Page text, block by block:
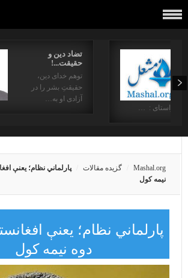
تضاد دین و
حقیقت...!
توهم خدای دین،
حقیقتِ بشر را در
آزادی او به…
در راستای : …
Mashal.org گزیده مقالات
پارلماني نظام؛ یعنې
نيمه کول
پارلماني نظام؛ یعنې
دوه نيمه کول